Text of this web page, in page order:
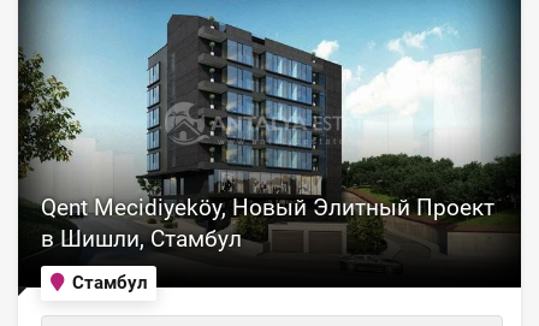
Стамбул
Qent Mecidiyeköy, Новый Элитный Проект
в Шишли, Стамбул